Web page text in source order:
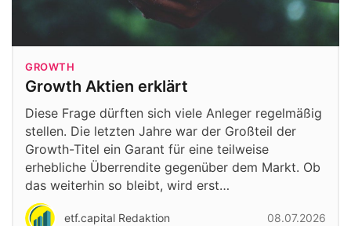
GROWTH
Growth Aktien erklärt
Diese Frage dürften sich viele Anleger regelmäßig
stellen. Die letzten Jahre war der Großteil der
Growth-Titel ein Garant für eine teilweise
erhebliche Überrendite gegenüber dem Markt. Ob
das weiterhin so bleibt, wird erst…
etf.capital Redaktion 08.07.2026